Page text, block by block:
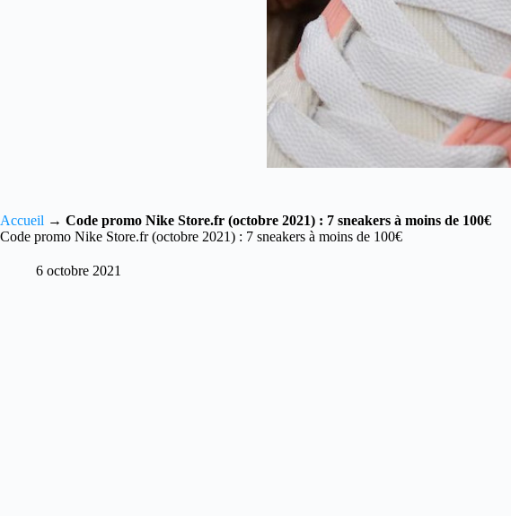
Accueil → Code promo Nike Store.fr (octobre 2021) : 7 sneakers à moins de 100€
Code promo Nike Store.fr (octobre 2021) : 7 sneakers à moins de 100€
6 octobre 2021